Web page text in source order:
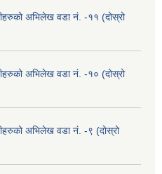
अभिलेख वडा नं. -११ (दोस्रो
अभिलेख वडा नं. -१० (दोस्रो
अभिलेख वडा नं. -९ (दोस्रो